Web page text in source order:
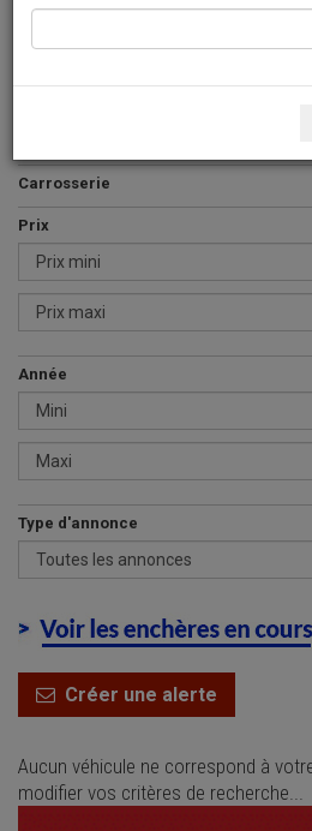
> Rechercher un véhicule
Carrosserie
Prix
Année
Type d'annonce
Créer une alerte
Aucun véhicule ne correspond à
modifier vos critères de recherche...